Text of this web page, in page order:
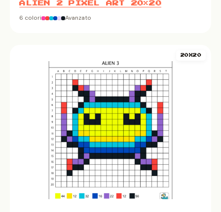
ALIEN 2 PIXEL ART 20×20
6 colori Avanzato
20X20